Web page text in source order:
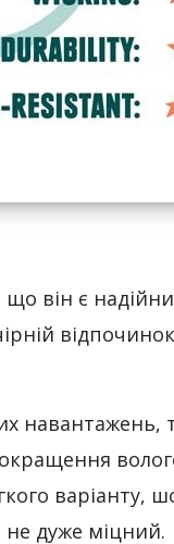
він є
навантажень,
варіанту,
дуже міцний.